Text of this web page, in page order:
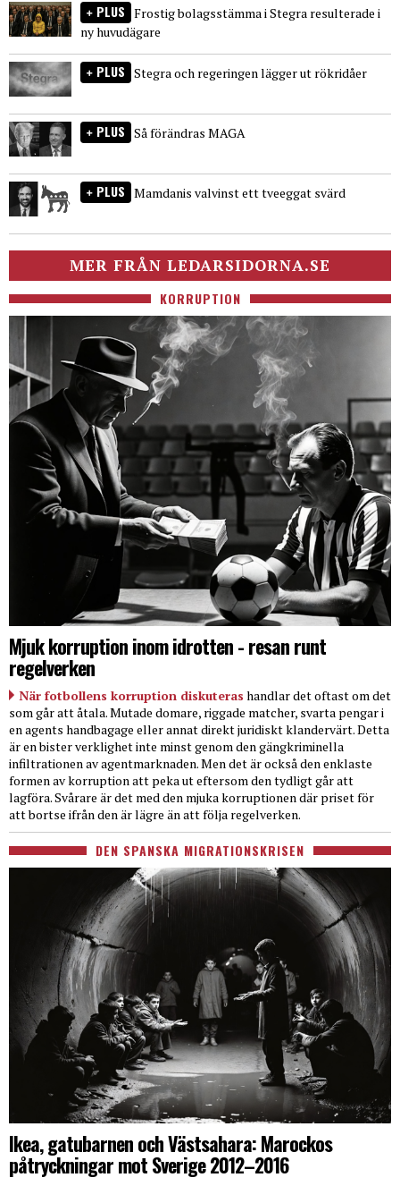
PLUS Frostig bolagsstämma i Stegra resulterade i
ny huvudägare
PLUS Stegra och regeringen lägger ut rökridåer
PLUS Så förändras MAGA
PLUS Mamdanis valvinst ett tveeggat svärd
MER FRÅN LEDARSIDORNA.SE
KORRUPTION
Mjuk korruption inom idrotten - resan runt
regelverken
När fotbollens korruption diskuteras handlar det oftast om det
som går att åtala. Mutade domare, riggade matcher, svarta pengar i
en agents handbagage eller annat direkt juridiskt klandervärt. Detta
är en bister verklighet inte minst genom den gängkriminella
infiltrationen av agentmarknaden. Men det är också den enklaste
formen av korruption att peka ut eftersom den tydligt går att
lagföra. Svårare är det med den mjuka korruptionen där priset för
att bortse ifrån den är lägre än att följa regelverken.
DEN SPANSKA MIGRATIONSKRISEN
Ikea, gatubarnen och Västsahara: Marockos
påtryckningar mot Sverige 2012–2016